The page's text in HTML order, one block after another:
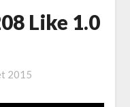
Like 1.0
2015